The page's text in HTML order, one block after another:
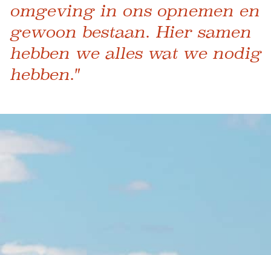
omgeving in ons opnemen en
gewoon bestaan. Hier samen
hebben we alles wat we nodig
hebben."